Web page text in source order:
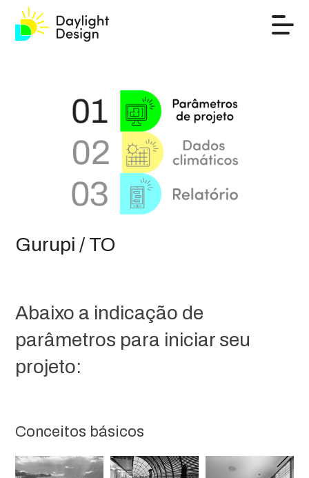
Gurupi / TO
Abaixo a indicação de
parâmetros para iniciar seu
projeto:
Conceitos básicos